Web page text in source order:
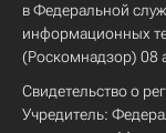
в Федеральной
информационных
(Роскомнадзор) 08
Свидетельство о
Учредитель: